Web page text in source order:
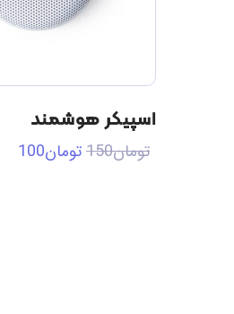
اسپیکر هوشمند
تومان150تومان100